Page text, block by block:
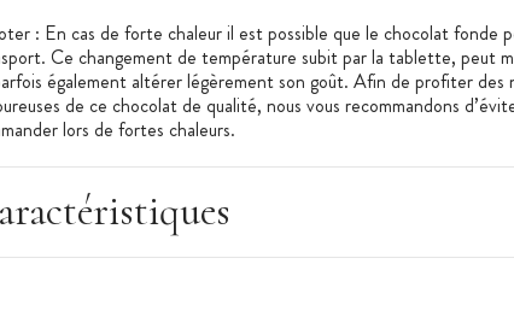
: En cas de forte chaleur il est possible que le chocolat fonde
Ce changement de température subit par la tablette, peut
également altérer légèrement son goût. Afin de profiter des
de ce chocolat de qualité, nous vous recommandons
lors de fortes chaleurs.